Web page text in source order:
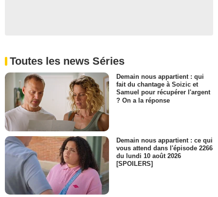
Toutes les news Séries
Demain nous appartient : qui
fait du chantage à Soizic et
Samuel pour récupérer l'argent
? On a la réponse
Demain nous appartient : ce qui
vous attend dans l'épisode 2266
du lundi 10 août 2026
[SPOILERS]